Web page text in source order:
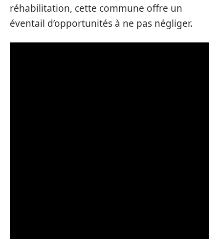
réhabilitation, cette commune offre un
éventail d’opportunités à ne pas négliger.